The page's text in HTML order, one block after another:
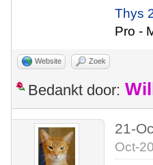
Thys
Pro -
Website Zoek
Bedankt door:
21-
Oct-